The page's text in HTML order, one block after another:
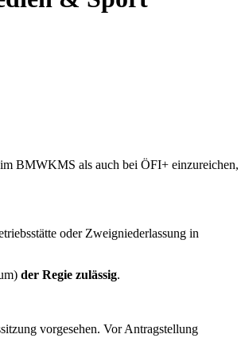
BMWKMS als auch bei ÖFI+ einzureichen,
oder Zweigniederlassung in
der Regie zulässig.
vorgesehen. Vor Antragstellung